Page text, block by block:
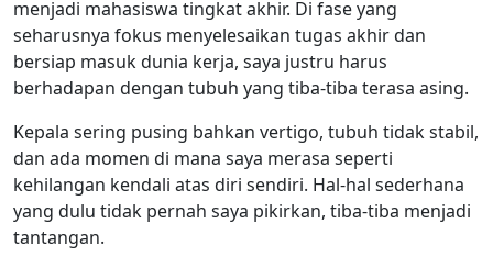
menjadi mahasiswa tingkat akhir. Di fase yang
seharusnya fokus menyelesaikan tugas akhir dan
bersiap masuk dunia kerja, saya justru harus
berhadapan dengan tubuh yang tiba-tiba terasa asing.
Kepala sering pusing bahkan vertigo, tubuh tidak stabil,
dan ada momen di mana saya merasa seperti
kehilangan kendali atas diri sendiri. Hal-hal sederhana
yang dulu tidak pernah saya pikirkan, tiba-tiba menjadi
tantangan.